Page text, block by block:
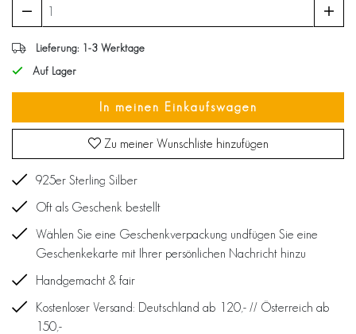
Lieferung: 1-3 Werktage
Auf Lager
In meinen Einkaufswagen
Zu meiner Wunschliste hinzufügen
925er Sterling Silber
Oft als Geschenk bestellt
Wählen Sie eine Geschenkverpackung undfügen Sie eine
Geschenkekarte mit Ihrer persönlichen Nachricht hinzu
Handgemacht & fair
Kostenloser Versand: Deutschland ab 120,- // Österreich ab
150,-